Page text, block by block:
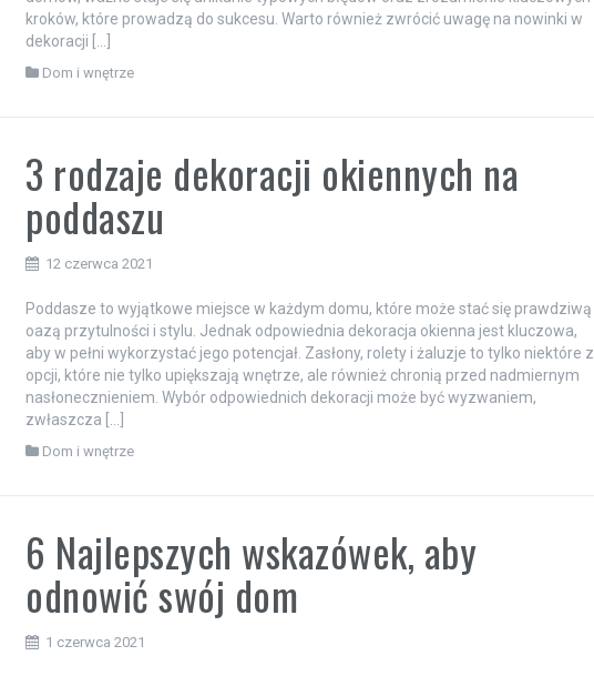
kroków, które prowadzą do sukcesu. Warto również zwrócić uwagę na nowinki w
dekoracji […]
Dom i wnętrze
3 rodzaje dekoracji okiennych na
poddaszu
12 czerwca 2021
Poddasze to wyjątkowe miejsce w każdym domu, które może stać się prawdziwą
oazą przytulności i stylu. Jednak odpowiednia dekoracja okienna jest kluczowa,
aby w pełni wykorzystać jego potencjał. Zasłony, rolety i żaluzje to tylko niektóre z
opcji, które nie tylko upiększają wnętrze, ale również chronią przed nadmiernym
nasłonecznieniem. Wybór odpowiednich dekoracji może być wyzwaniem,
zwłaszcza […]
Dom i wnętrze
6 Najlepszych wskazówek, aby
odnowić swój dom
1 czerwca 2021